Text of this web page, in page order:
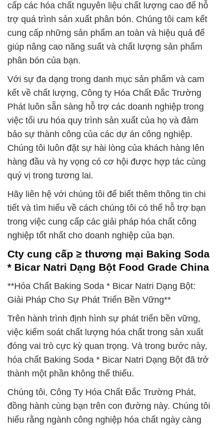
cấp các hóa chất nguyên liệu chất lượng cao để hỗ
trợ quá trình sản xuất phân bón. Chúng tôi cam kết
cung cấp những sản phẩm an toàn và hiệu quả để
giúp nâng cao năng suất và chất lượng sản phẩm
phân bón của bạn.
Với sự đa dạng trong danh mục sản phẩm và cam
kết về chất lượng, Công ty Hóa Chất Đắc Trường
Phát luôn sẵn sàng hỗ trợ các doanh nghiệp trong
việc tối ưu hóa quy trình sản xuất của họ và đảm
bảo sự thành công của các dự án công nghiệp.
Chúng tôi luôn đặt sự hài lòng của khách hàng lên
hàng đầu và hy vọng có cơ hội được hợp tác cùng
quý vị trong tương lai.
Hãy liên hệ với chúng tôi để biết thêm thông tin chi
tiết và tìm hiểu về cách chúng tôi có thể hỗ trợ bạn
trong việc cung cấp các giải pháp hóa chất công
nghiệp tốt nhất cho doanh nghiệp của bạn.
Cty cung cấp ≥ thương mại Baking Soda
* Bicar Natri Dạng Bột Food Grade China
**Hóa Chất Baking Soda * Bicar Natri Dạng Bột:
Giải Pháp Cho Sự Phát Triển Bền Vững**
Trên hành trình định hình sự phát triển bền vững,
việc kiểm soát chất lượng hóa chất trong sản xuất
đóng vai trò cực kỳ quan trọng. Và trong bước này,
hóa chất Baking Soda * Bicar Natri Dạng Bột đã trở
thành một phần không thể thiếu.
Chúng tôi, Công Ty Hóa Chất Đắc Trường Phát,
đồng hành cùng bạn trên con đường này. Chúng tôi
hiểu rằng ngành công nghiệp hóa chất ngày càng